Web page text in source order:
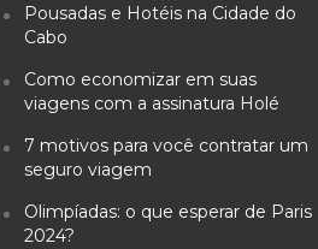
Pousadas e Hotéis na Cidade do
Cabo
Como economizar em suas
viagens com a assinatura Holé
7 motivos para você contratar um
seguro viagem
Olimpíadas: o que esperar de Paris
2024?